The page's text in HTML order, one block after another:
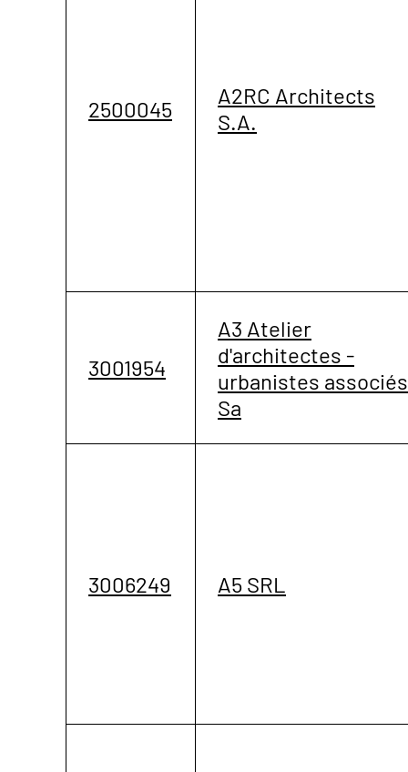
2500045
A2RC Architects
S.A.
3001954
A3 Atelier
d'architectes -
urbanistes associés
Sa
3006249 A5 SRL